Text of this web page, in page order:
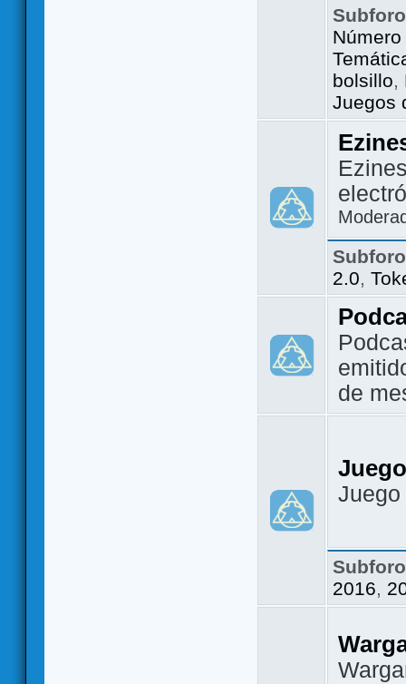
bolsillo,
Juegos
2.0,
de
2016,